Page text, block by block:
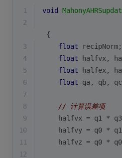
1 void
2
{
3
float recipNorm;
4
float halfvx,
5
float halfex,
6
float qa, qb,
7
8
// 计算误差项
9
halfvx = q1 *
10
halfvy = q0 *
11
halfvz = q0 *
12